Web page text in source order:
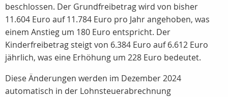
beschlossen. Der Grundfreibetrag wird von bisher
11.604 Euro auf 11.784 Euro pro Jahr angehoben, was
einem Anstieg um 180 Euro entspricht. Der
Kinderfreibetrag steigt von 6.384 Euro auf 6.612 Euro
jährlich, was eine Erhöhung um 228 Euro bedeutet.
Diese Änderungen werden im Dezember 2024
automatisch in der Lohnsteuerabrechnung